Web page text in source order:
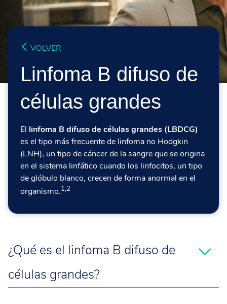
VOLVER
Linfoma B difuso de
células grandes
El linfoma B difuso de células grandes (LBDCG)
es el tipo más frecuente de linfoma no Hodgkin
(LNH), un tipo de cáncer de la sangre que se origina
en el sistema linfático cuando los linfocitos, un tipo
de glóbulo blanco, crecen de forma anormal en el
organismo.1,2
¿Qué es el linfoma B difuso de
células grandes?